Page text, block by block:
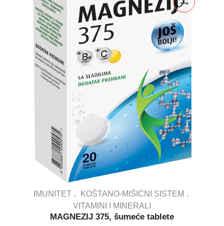
IMUNITET
KOŠTANO-MIŠIĆNI SISTEM
VITAMINI I MINERALI
MAGNEZIJ 375, šumeće tablete